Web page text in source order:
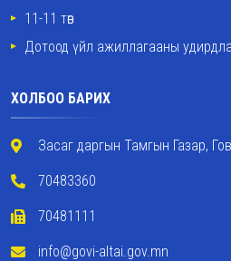
11-11 төв
Дотоод үйл ажиллагааны
ХОЛБОО БАРИХ
Засаг даргын Тамгын Газар,
70483360
70481111
info@govi-altai.gov.mn